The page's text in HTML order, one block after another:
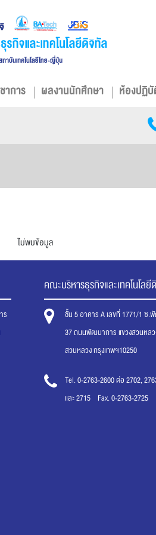
าการ ผลงานนักศึกษา ห้องปฏิ
ไม่พบข้อมูล
ร
คณะบริหารธุรกิจและเทคโนโล
ชั้น 5 อาคาร A เลขที่ 1771/1 ซ.
37 ถนนพัฒนาการ แขวงสวนหลว
สวนหลวง กรุงเทพฯ10250
Tel. 0-2763-2600 ต่อ 2702,
และ 2715 Fax. 0-2763-2725